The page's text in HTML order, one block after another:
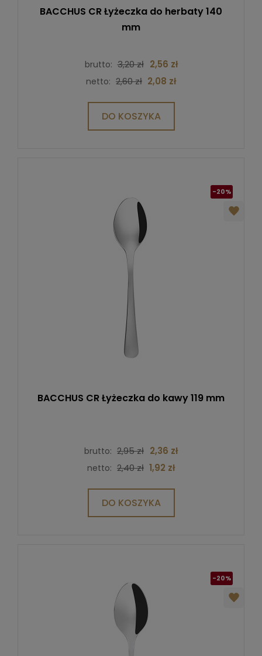
BACCHUS CR Łyżeczka do herbaty 140
mm
brutto: 3,20 zł 2,56 zł
netto: 2,60 zł 2,08 zł
DO KOSZYKA
-20%
BACCHUS CR Łyżeczka do kawy 119 mm
brutto: 2,95 zł 2,36 zł
netto: 2,40 zł 1,92 zł
DO KOSZYKA
-20%